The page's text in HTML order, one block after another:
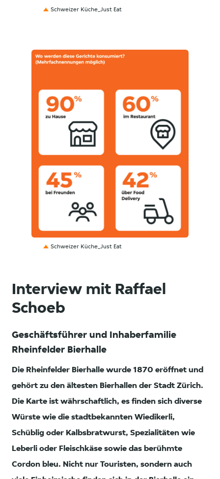
Schweizer Küche_Just Eat
Schweizer Küche_Just Eat
Interview mit Raffael
Schoeb
Geschäftsführer und Inhaberfamilie
Rheinfelder Bierhalle
Die Rheinfelder Bierhalle wurde 1870 eröffnet und
gehört zu den ältesten Bierhallen der Stadt Zürich.
Die Karte ist währschaftlich, es finden sich diverse
Würste wie die stadtbekannten Wiedikerli,
Schüblig oder Kalbsbratwurst, Spezialitäten wie
Leberli oder Fleischkäse sowie das berühmte
Cordon bleu. Nicht nur Touristen, sondern auch